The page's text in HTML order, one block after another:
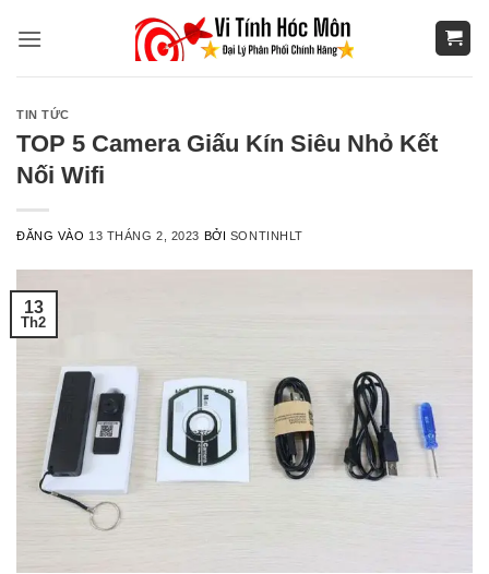
qua
TIN TỨC
TOP 5 Camera Giấu Kín Siêu Nhỏ Kết
Nối Wifi
ĐĂNG VÀO 13 THÁNG 2, 2023 BỞI SONTINHLT
13
Th2